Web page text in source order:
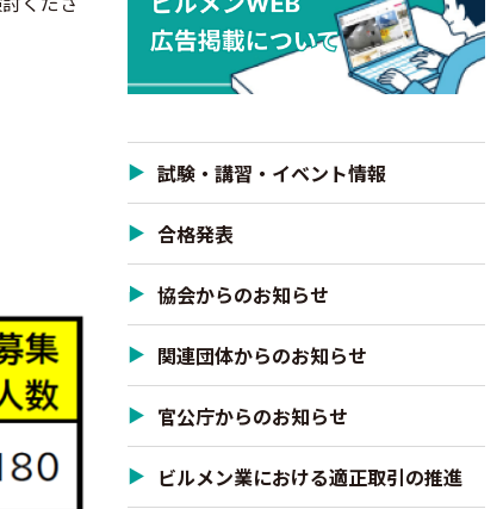
試験・講習・イベント情報
合格発表
協会からのお知らせ
関連団体からのお知らせ
官公庁からのお知らせ
ビルメン業における適正取引の推進